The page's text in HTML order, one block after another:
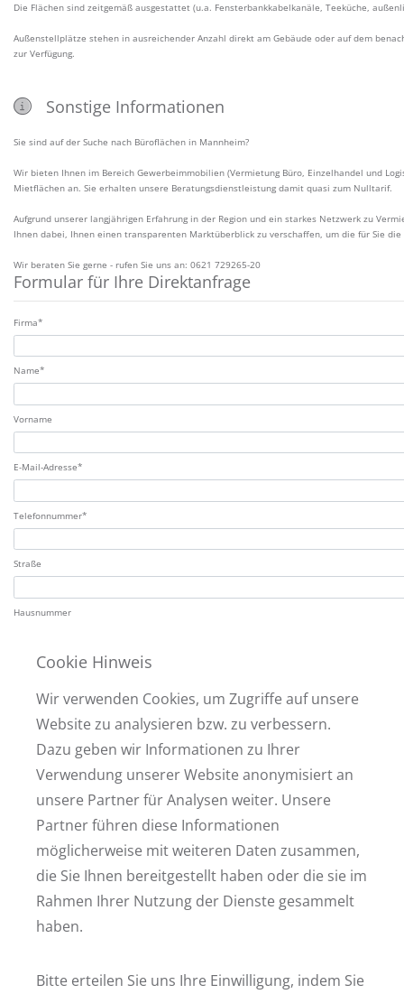
Die Flächen sind zeitgemäß ausgestattet (u.a. Fensterbankkabelkanäle, Teeküche,
Außenstellplätze stehen in ausreichender Anzahl direkt am Gebäude oder auf dem
zur Verfügung.
Sonstige Informationen
Sie sind auf der Suche nach Büroflächen in Mannheim?
Wir bieten Ihnen im Bereich Gewerbeimmobilien (Vermietung Büro, Einzelhandel und
Mietflächen an. Sie erhalten unsere Beratungsdienstleistung damit quasi zum Nulltarif.
Aufgrund unserer langjährigen Erfahrung in der Region und ein starkes Netzwerk zu
Ihnen dabei, Ihnen einen transparenten Marktüberblick zu verschaffen, um die für Sie
Wir beraten Sie gerne - rufen Sie uns an: 0621 729265-20
Formular für Ihre Direktanfrage
Firma*
Name*
Vorname
E-Mail-Adresse*
Telefonnummer*
Straße
Hausnummer
Wohnort
Zulassung*
Ihre Nachricht
Ich bin damit einverstanden, dass meine oben genannten Daten für den Zeitraum
gespeichert werden. Ich habe die aktuelleDatenschutzerklärunggelesen und
ABSCHICKEN
* Zur Bearbeitung Ihrer Anfrage müssen alle mit einem Sternchen markierten Felder
Cookie Hinweis
Wir verwenden Cookies, um Zugriffe auf unsere
Website zu analysieren bzw. zu verbessern.
Dazu geben wir Informationen zu Ihrer
Verwendung unserer Website anonymisiert an
unsere Partner für Analysen weiter. Unsere
Partner führen diese Informationen
möglicherweise mit weiteren Daten zusammen,
die Sie Ihnen bereitgestellt haben oder die sie im
Rahmen Ihrer Nutzung der Dienste gesammelt
haben.
Bitte erteilen Sie uns Ihre Einwilligung, indem Sie